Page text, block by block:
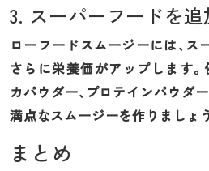
3. スーパーフードを追
ローフードスムージーには、ス
さらに栄養価がアップします。
カパウダー、プロテインパウダ
満点なスムージーを作りましょ
まとめ